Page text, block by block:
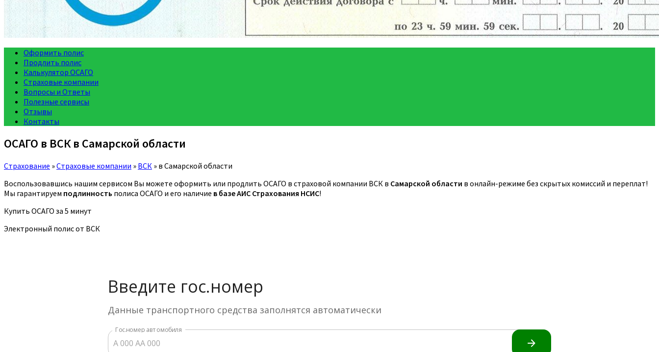
Оформить полис
Продлить полис
Калькулятор ОСАГО
Страховые компании
Вопросы и Ответы
Полезные сервисы
Отзывы
Контакты
ОСАГО в ВСК в Самарской области
Страхование »Страховые компании » ВСК » в Самарской области
Воспользовавшись нашим сервисом Вы можете оформить или продлить ОСАГО в страховой компании ВСК в Самарской области в онлайн-режиме без скрытых комиссий и переплат!
Мы гарантируем подлинность полиса ОСАГО и его наличие в базе АИС Страхования НСИС!
Купить ОСАГО за 5 минут
Электронный полис от ВСК